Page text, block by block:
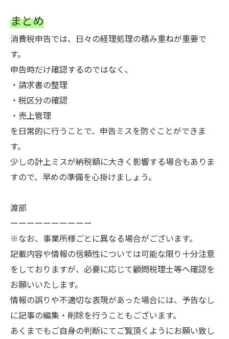
まとめ
消費税申告では、日々の経理処理の積み重ねが重要で
す。
申告時だけ確認するのではなく、
・請求書の整理
・税区分の確認
・売上管理
を日常的に行うことで、申告ミスを防ぐことができま
す。
少しの計上ミスが納税額に大きく影響する場合もありま
すので、早めの準備を心掛けましょう。
渡部
ーーーーーーーーーー
※なお、事業所様ごとに異なる場合がございます。
記載内容や情報の信頼性については可能な限り十分注意
をしておりますが、必要に応じて顧問税理士等へ確認を
お願いいたします。
情報の誤りや不適切な表現があった場合には、予告なし
に記事の編集・削除を行うこともございます。
あくまでもご自身の判断にてご覧頂くようにお願い致し